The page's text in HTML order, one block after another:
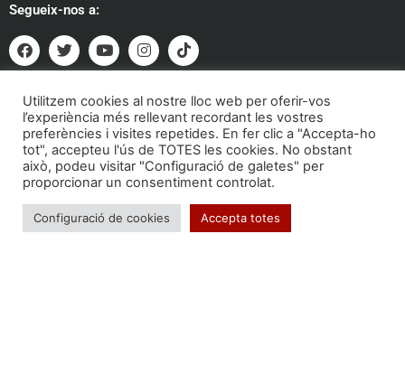
Segueix-nos a:
Formem part de:
Utilitzem cookies al nostre lloc web per oferir-vos
l’experiència més rellevant recordant les vostres
preferències i visites repetides. En fer clic a "Accepta-ho
tot", accepteu l'ús de TOTES les cookies. No obstant
això, podeu visitar "Configuració de galetes" per
proporcionar un consentiment controlat.
Configuració de cookies Accepta totes